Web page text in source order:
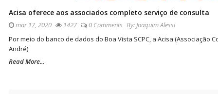
Acisa oferece aos associados completo serviço de consulta
mar 17, 2020 1427 0 Comments By: Joaquim Alessi
Por meio do banco de dados do Boa Vista SCPC, a Acisa (Associação
André)
Read More...